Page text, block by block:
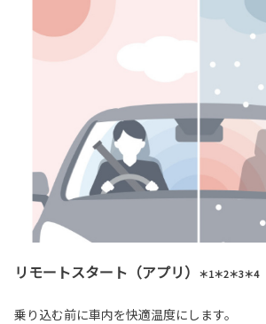
リモートスタート（アプリ） ＊1＊2＊3＊4
乗り込む前に車内を快適温度にします。